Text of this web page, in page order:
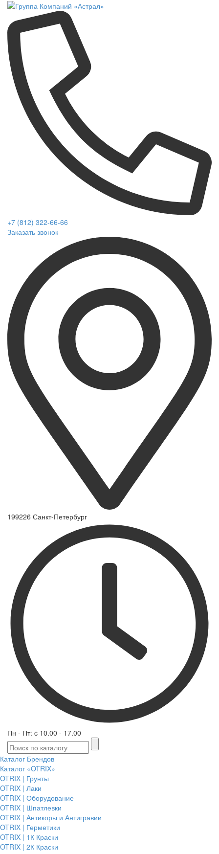
+7 (812) 322-66-66
Заказать звонок
199226 Санкт-Петербург
Пн - Пт: c 10.00 - 17.00
Каталог Брендов
Каталог «OTRIX»
OTRIX | Грунты
OTRIX | Лаки
OTRIX | Оборудование
OTRIX | Шпатлевки
OTRIX | Антикоры и Антигравии
OTRIX | Герметики
OTRIX | 1К Краски
OTRIX | 2К Краски